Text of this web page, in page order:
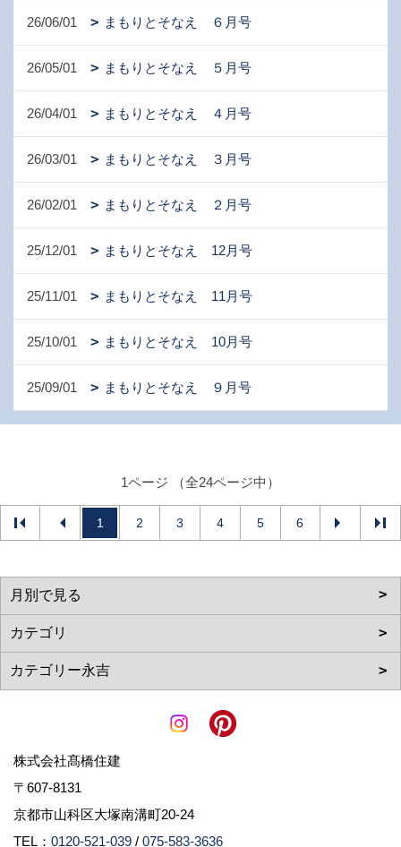
26/06/01 まもりとそなえ ６月号
26/05/01 まもりとそなえ ５月号
26/04/01 まもりとそなえ ４月号
26/03/01 まもりとそなえ ３月号
26/02/01 まもりとそなえ ２月号
25/12/01 まもりとそなえ 12月号
25/11/01 まもりとそなえ 11月号
25/10/01 まもりとそなえ 10月号
25/09/01 まもりとそなえ ９月号
1ページ （全24ページ中）
1 2 3 4 5 6
株式会社髙橋住建
〒607-8131
京都市山科区大塚南溝町20-24
TEL： 0120-521-039 / 075-583-3636